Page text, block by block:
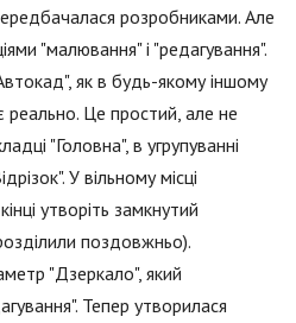
розробниками. Але
"малювання" і "редагування".
як в будь-якому іншому
реально. Це простий, але не
"Головна", в угрупуванні
У вільному місці
утворіть замкнутий
поздовжньо).
"Дзеркало", який
Тепер утворилася